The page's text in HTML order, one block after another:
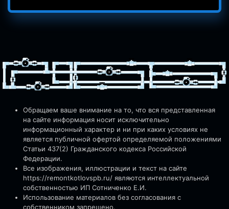
Обращаем ваше внимание на то, что вся представленная
на сайте информация носит исключительно
информационный характер и ни при каких условиях не
является публичной офертой определяемой положениями
Статьи 437(2) Гражданского кодекса Российской
Федерации.
Все изображения, иллюстрации и текст на сайте
https://remontkotlovspb.ru/ являются интеллектуальной
собственностью ИП Сотниченко Е.И.
Использование материалов без согласования с
собственником запрещено.